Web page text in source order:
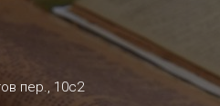
пер., 10с2